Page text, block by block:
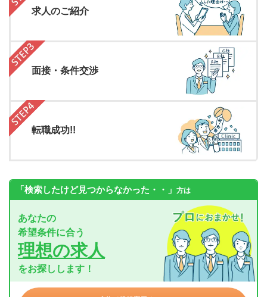
求人のご紹介
面接・条件交渉
転職成功!!
「検索したけど見つからなかった・・」 方は
あなたの
希望条件に合う
理想の求人
をお探しします！